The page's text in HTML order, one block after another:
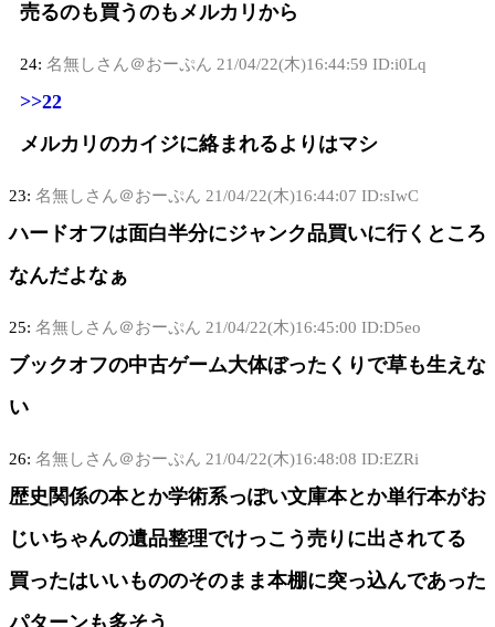
売るのも買うのもメルカリから
24: 名無しさん＠おーぷん 21/04/22(木)16:44:59 ID:i0Lq
>>22
メルカリのカイジに絡まれるよりはマシ
23: 名無しさん＠おーぷん 21/04/22(木)16:44:07 ID:sIwC
ハードオフは面白半分にジャンク品買いに行くところ
なんだよなぁ
25: 名無しさん＠おーぷん 21/04/22(木)16:45:00 ID:D5eo
ブックオフの中古ゲーム大体ぼったくりで草も生えな
い
26: 名無しさん＠おーぷん 21/04/22(木)16:48:08 ID:EZRi
歴史関係の本とか学術系っぽい文庫本とか単行本がお
じいちゃんの遺品整理でけっこう売りに出されてる
買ったはいいもののそのまま本棚に突っ込んであった